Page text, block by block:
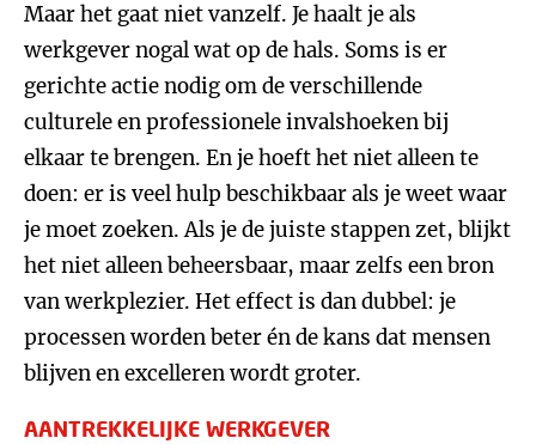
Maar het gaat niet vanzelf. Je haalt je als
werkgever nogal wat op de hals. Soms is er
gerichte actie nodig om de verschillende
culturele en professionele invalshoeken bij
elkaar te brengen. En je hoeft het niet alleen te
doen: er is veel hulp beschikbaar als je weet waar
je moet zoeken. Als je de juiste stappen zet, blijkt
het niet alleen beheersbaar, maar zelfs een bron
van werkplezier. Het effect is dan dubbel: je
processen worden beter én de kans dat mensen
blijven en excelleren wordt groter.
AANTREKKELIJKE WERKGEVER